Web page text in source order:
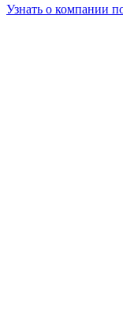
Узнать о компании